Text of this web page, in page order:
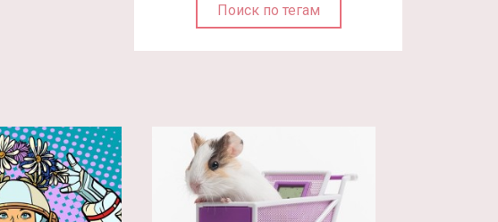
Поиск по тегам